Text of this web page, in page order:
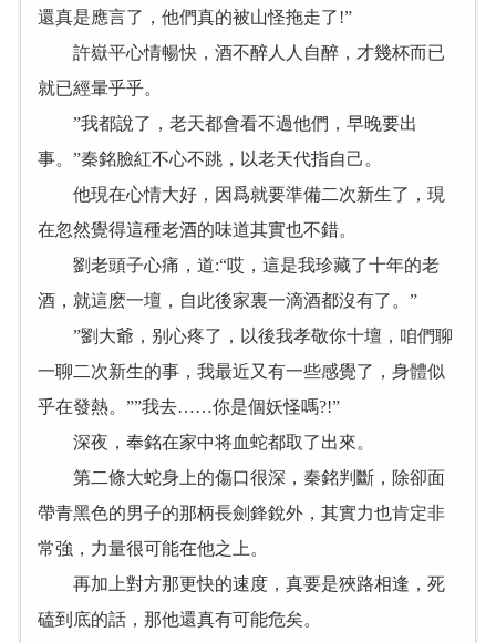
還真是應言了，他們真的被山怪拖走了!”
許嶽平心情暢快，酒不醉人人自醉，才幾杯而已
就已經暈乎乎。
”我都說了，老天都會看不過他們，早晚要出
事。”秦銘臉紅不心不跳，以老天代指自己。
他現在心情大好，因爲就要準備二次新生了，現
在忽然覺得這種老酒的味道其實也不錯。
劉老頭子心痛，道:“哎，這是我珍藏了十年的老
酒，就這麽一壇，自此後家裏一滴酒都沒有了。”
”劉大爺，别心疼了，以後我孝敬你十壇，咱們聊
一聊二次新生的事，我最近又有一些感覺了，身體似
乎在發熱。””我去……你是個妖怪嗎?!”
深夜，奉銘在家中将血蛇都取了出來。
第二條大蛇身上的傷口很深，秦銘判斷，除卻面
帶青黑色的男子的那柄長劍鋒銳外，其實力也肯定非
常強，力量很可能在他之上。
再加上對方那更快的速度，真要是狹路相逢，死
磕到底的話，那他還真有可能危矣。